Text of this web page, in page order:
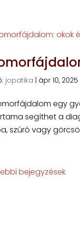
jopatika ápr 10, 2025
egy
segíthet a
szúró vagy
bejegyzések